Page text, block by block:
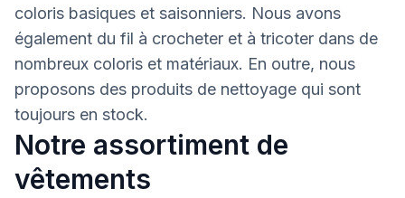
coloris basiques et saisonniers. Nous avons
également du fil à crocheter et à tricoter dans de
nombreux coloris et matériaux. En outre, nous
proposons des produits de nettoyage qui sont
toujours en stock.
Notre assortiment de
vêtements